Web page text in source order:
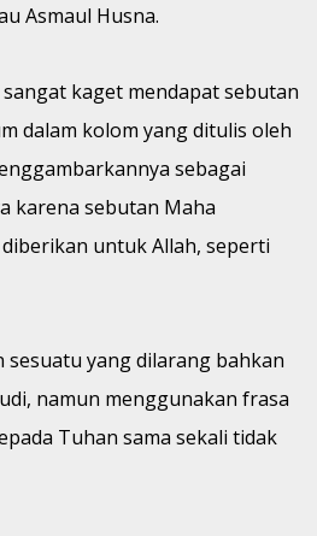
Asmaul Husna.
kaget mendapat sebutan
dalam kolom yang ditulis oleh
sebagai
karena sebutan Maha
untuk Allah, seperti
yang dilarang bahkan
namun menggunakan frasa
Tuhan sama sekali tidak